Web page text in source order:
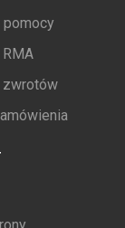
pomocy
zwrotów